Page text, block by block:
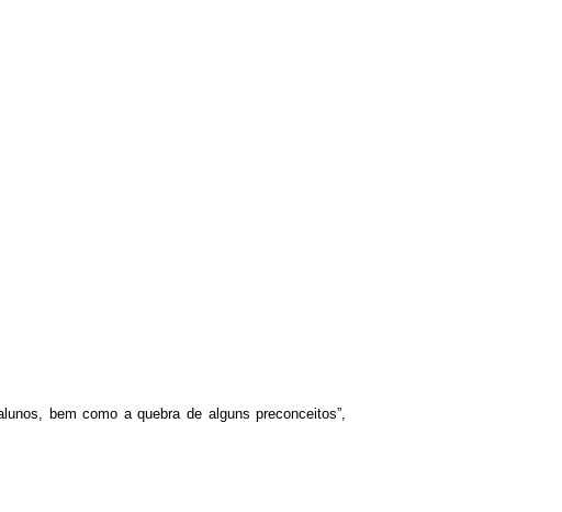
bem como a quebra de alguns preconceitos”,